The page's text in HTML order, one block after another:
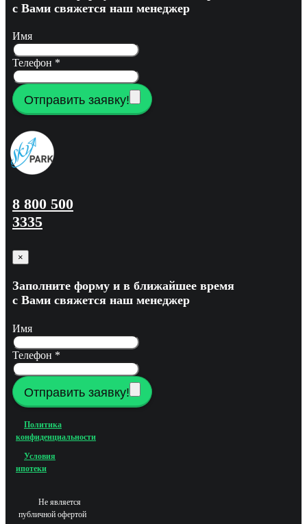
с Вами свяжется наш менеджер
Имя
Телефон *
Отправить заявку!
8 800 500
3335
×
Заполните форму и в ближайшее время
с Вами свяжется наш менеджер
Имя
Телефон *
Отправить заявку!
Политика
конфиденциальности
Условия
ипотеки
Не является
публичной офертой